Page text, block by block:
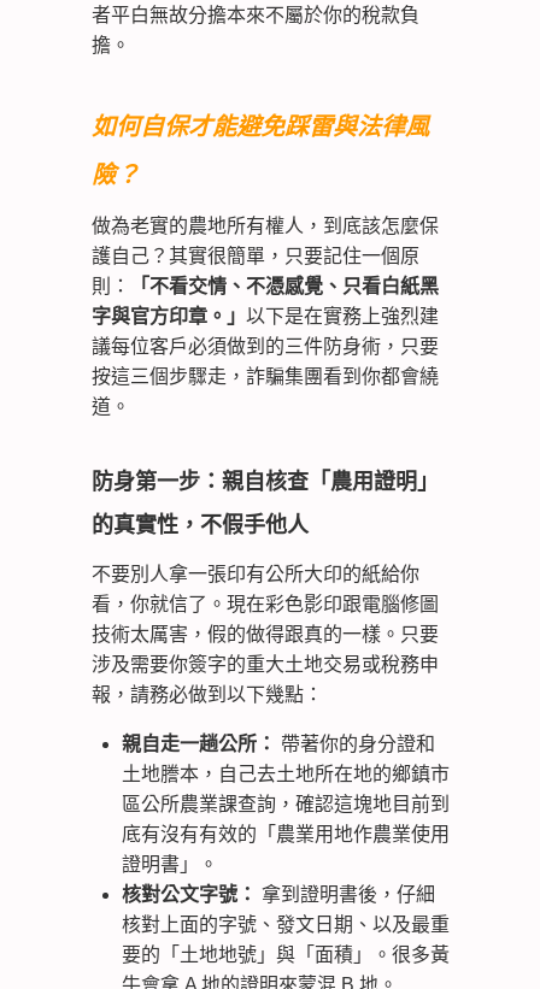
者平白無故分擔本來不屬於你的稅款負
擔。
如何自保才能避免踩雷與法律風
險？
做為老實的農地所有權人，到底該怎麼保
護自己？其實很簡單，只要記住一個原
則：
「不看交情、不憑感覺、只看白紙黑
字與官方印章。」 以下是在實務上強烈建
議每位客戶必須做到的三件防身術，只要
按這三個步驟走，詐騙集團看到你都會繞
道。
防身第一步：親自核查「農用證明」
的真實性，不假手他人
不要別人拿一張印有公所大印的紙給你
看，你就信了。現在彩色影印跟電腦修圖
技術太厲害，假的做得跟真的一樣。只要
涉及需要你簽字的重大土地交易或稅務申
報，請務必做到以下幾點：
親自走一趟公所：
帶著你的身分證和
土地謄本，自己去土地所在地的鄉鎮市
區公所農業課查詢，確認這塊地目前到
底有沒有有效的「農業用地作農業使用
證明書」。
核對公文字號： 拿到證明書後，仔細
核對上面的字號、發文日期、以及最重
要的「土地地號」與「面積」。很多黃
牛會拿 A 地的證明來蒙混 B 地。